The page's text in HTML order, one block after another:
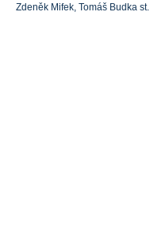
Zdeněk Mifek, Tomáš Budka st.